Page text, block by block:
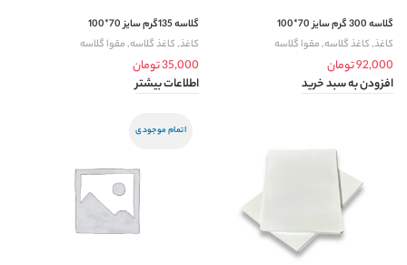
گلاسه 300 گرم سایز 70*100
کاغذ,کاغذ گلاسه,مقوا گلاسه
92,000تومان
افزودن به سبد خرید
گلاسه 135گرم سایز 70*100
کاغذ,کاغذ گلاسه,مقوا گلاسه
35,000تومان
اطلاعات بیشتر
اتمام موجودی